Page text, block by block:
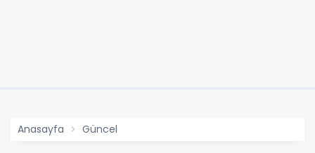
Anasayfa Güncel